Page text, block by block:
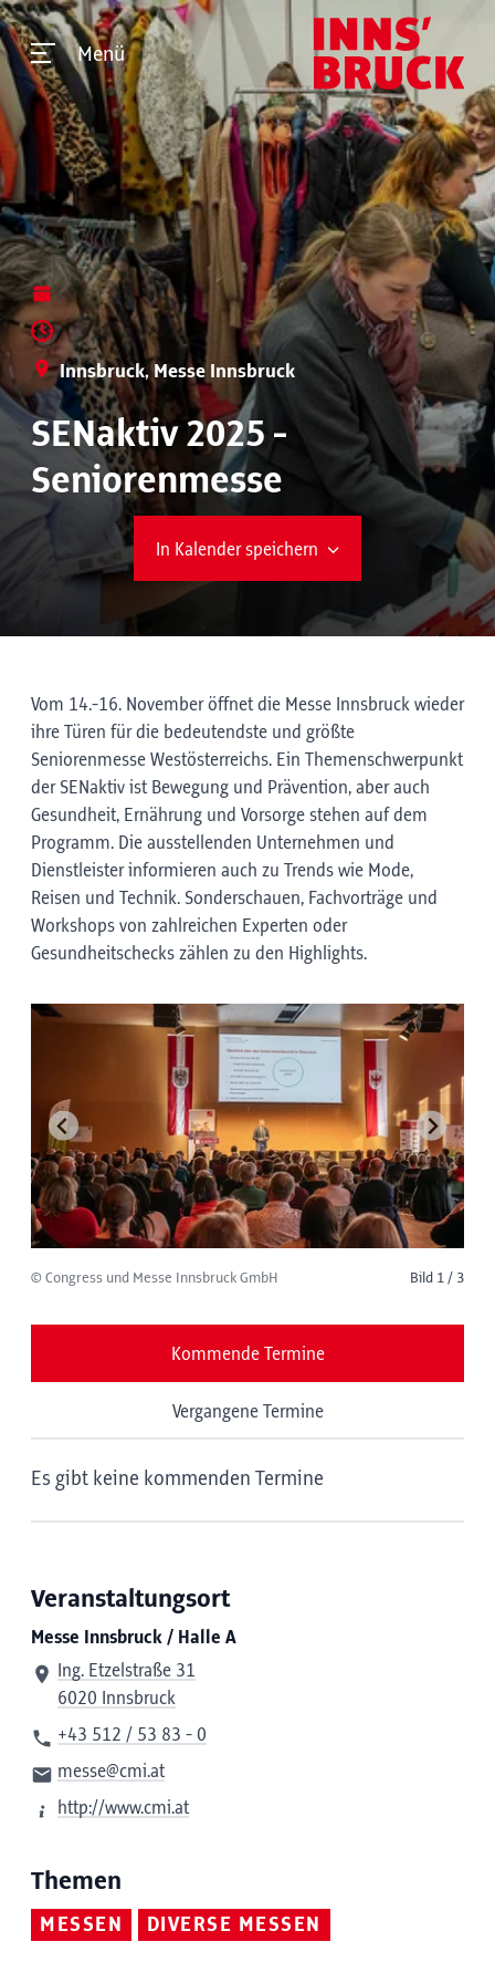
Menü
Innsbruck, Messe Innsbruck
SENaktiv 2025 -
Seniorenmesse
In Kalender speichern
Vom 14.-16. November öffnet die Messe Innsbruck wieder
ihre Türen für die bedeutendste und größte
Seniorenmesse Westösterreichs. Ein Themenschwerpunkt
der SENaktiv ist Bewegung und Prävention, aber auch
Gesundheit, Ernährung und Vorsorge stehen auf dem
Programm. Die ausstellenden Unternehmen und
Dienstleister informieren auch zu Trends wie Mode,
Reisen und Technik. Sonderschauen, Fachvorträge und
Workshops von zahlreichen Experten oder
Gesundheitschecks zählen zu den Highlights.
© Congress und Messe Innsbruck GmbH Bild 1 / 3
Kommende Termine
Vergangene Termine
Es gibt keine kommenden Termine
Veranstaltungsort
Messe Innsbruck / Halle A
Ing. Etzelstraße 31
6020 Innsbruck
+43 512 / 53 83 - 0
messe@cmi.at
http://www.cmi.at
Themen
MESSEN DIVERSE MESSEN